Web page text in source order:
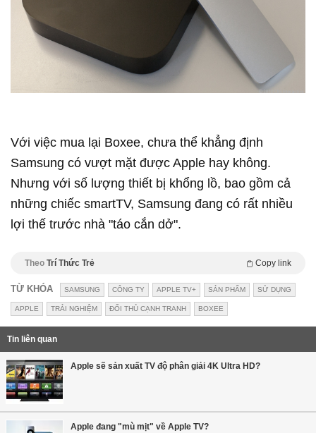
Với việc mua lại Boxee, chưa thể khẳng định
Samsung có vượt mặt được Apple hay không.
Nhưng với số lượng thiết bị khổng lồ, bao gồm cả
những chiếc smartTV, Samsung đang có rất nhiều
lợi thế trước nhà "táo cắn dở".
Theo Trí Thức Trẻ Copy link
TỪ KHÓA SAMSUNG CÔNG TY APPLE TV+ SẢN PHẨM SỬ DỤNG
APPLE TRẢI NGHIỆM ĐỐI THỦ CẠNH TRANH BOXEE
Tin liên quan
Apple sẽ sản xuất TV độ phân giải 4K Ultra HD?
Apple đang "mù mịt" về Apple TV?